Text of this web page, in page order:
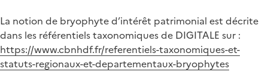
La notion de bryophyte d’intérêt patrimonial est décrite
dans les référentiels taxonomiques de DIGITALE sur :
https://www.cbnhdf.fr/referentiels-taxonomiques-et-
statuts-regionaux-et-departementaux-bryophytes